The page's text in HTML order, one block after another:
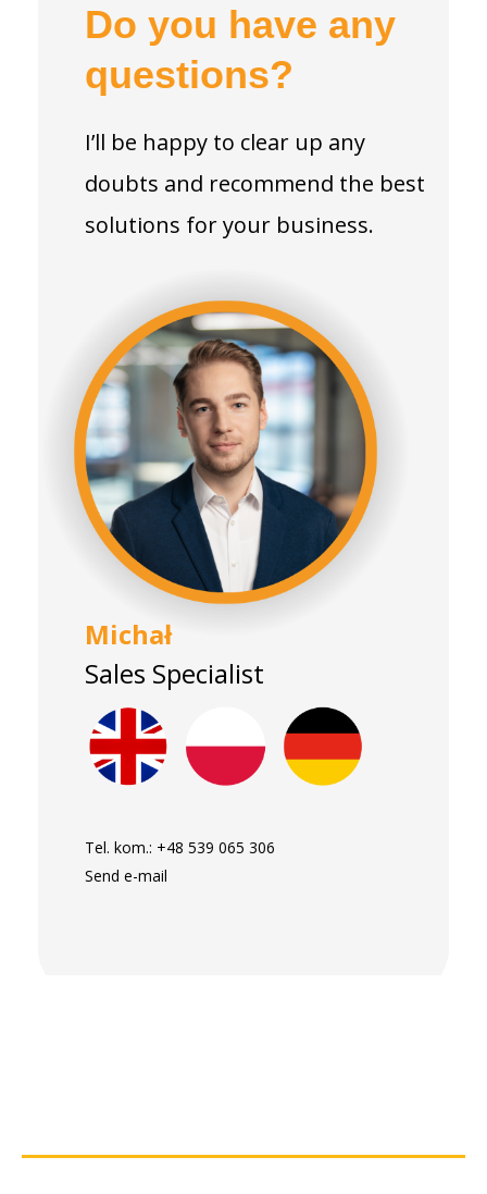
Do you have any
questions?
I’ll be happy to clear up any
doubts and recommend the best
solutions for your business.
Michał
Sales Specialist
Tel. kom.: +48 539 065 306
Send e-mail